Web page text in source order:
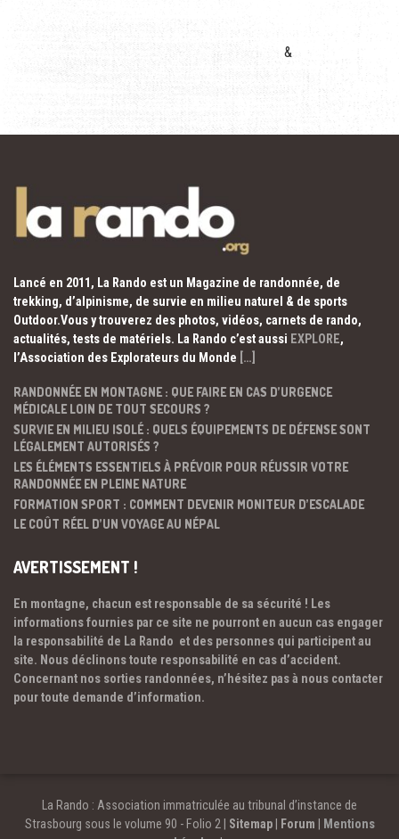
&
Lancé en 2011, La Rando est un Magazine de randonnée, de
trekking, d’alpinisme, de survie en milieu naturel & de sports
Outdoor.Vous y trouverez des photos, vidéos, carnets de rando,
actualités, tests de matériels. La Rando c’est aussi EXPLORE,
l’Association des Explorateurs du Monde […]
RANDONNÉE EN MONTAGNE : QUE FAIRE EN CAS D’URGENCE
MÉDICALE LOIN DE TOUT SECOURS ?
SURVIE EN MILIEU ISOLÉ : QUELS ÉQUIPEMENTS DE DÉFENSE SONT
LÉGALEMENT AUTORISÉS ?
LES ÉLÉMENTS ESSENTIELS À PRÉVOIR POUR RÉUSSIR VOTRE
RANDONNÉE EN PLEINE NATURE
FORMATION SPORT : COMMENT DEVENIR MONITEUR D’ESCALADE
LE COÛT RÉEL D’UN VOYAGE AU NÉPAL
AVERTISSEMENT !
En montagne, chacun est responsable de sa sécurité ! Les
informations fournies par ce site ne pourront en aucun cas engager
la responsabilité de La Rando et des personnes qui participent au
site. Nous déclinons toute responsabilité en cas d’accident.
Concernant nos sorties randonnées, n’hésitez pas à nous contacter
pour toute demande d’information.
La Rando : Association immatriculée au tribunal d’instance de
Strasbourg sous le volume 90 - Folio 2 | Sitemap| Forum
Mentions